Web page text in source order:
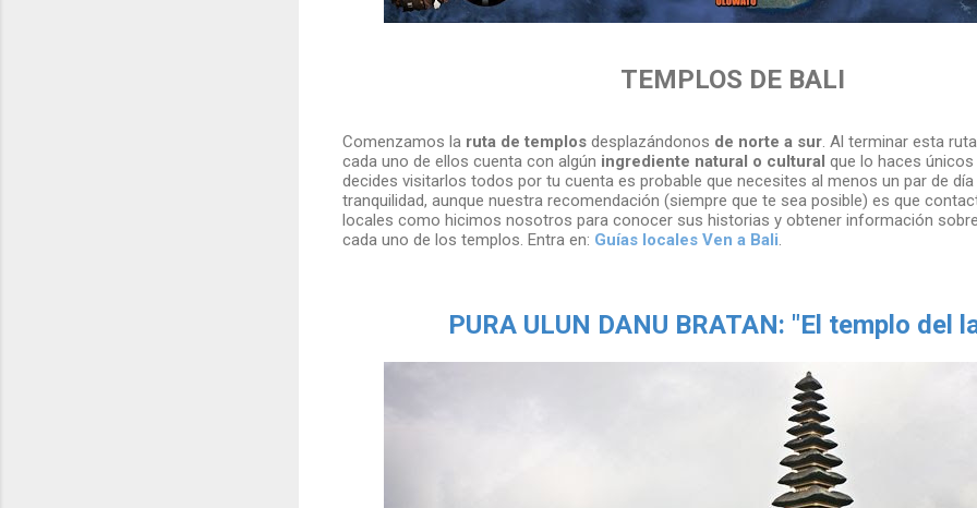
TEMPLOS DE BALI
Comenzamos la ruta de templosdesplazándonos de norte a sur. Al terminar esta
cada uno de ellos cuenta con algún ingrediente natural o cultural que lo haces únicos
decides visitarlos todos por tu cuenta es probable que necesites al menos un par de
tranquilidad, aunque nuestra recomendación (siempre que te sea posible) es que
locales como hicimos nosotros para conocer sus historias y obtener información
cada uno de los templos. Entra en: Guías locales Ven a Bali
PURA ULUN DANU BRATAN: "El templo del